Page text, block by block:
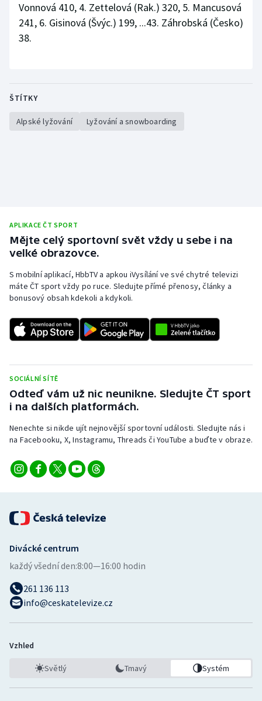
Vonnová 410, 4. Zettelová (Rak.) 320, 5. Mancusová
241, 6. Gisinová (Švýc.) 199, ...43. Záhrobská (Česko)
38.
ŠTÍTKY
Alpské lyžování Lyžování a snowboarding
APLIKACE ČT SPORT
Mějte celý sportovní svět vždy u sebe i na
velké obrazovce.
S mobilní aplikací, HbbTV a apkou iVysílání ve své chytré televizi
máte ČT sport vždy po ruce. Sledujte přímé přenosy, články a
bonusový obsah kdekoli a kdykoli.
SOCIÁLNÍ SÍTĚ
Odteď vám už nic neunikne. Sledujte ČT sport
i na dalších platformách.
Nenechte si nikde ujít nejnovější sportovní události. Sledujte nás i
na Facebooku, X, Instagramu, Threads či YouTube a buďte v obraze.
Divácké centrum
každý všední den:8:00—16:00 hodin
261 136 113
info@ceskatelevize.cz
Vzhled
Světlý Tmavý Systém